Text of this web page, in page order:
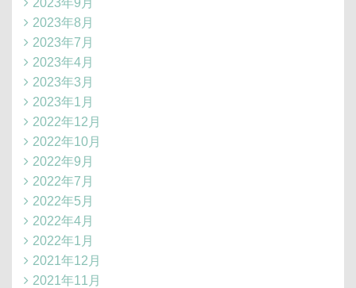
2023年9月
2023年8月
2023年7月
2023年4月
2023年3月
2023年1月
2022年12月
2022年10月
2022年9月
2022年7月
2022年5月
2022年4月
2022年1月
2021年12月
2021年11月